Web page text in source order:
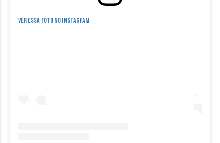
Ver essa foto no Instagram